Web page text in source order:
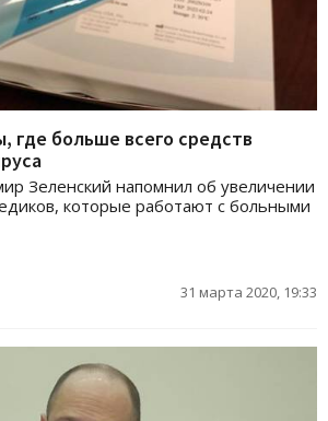
где больше всего средств
Зеленский напомнил об увеличении
которые работают с больными
31 марта 2020, 19:33